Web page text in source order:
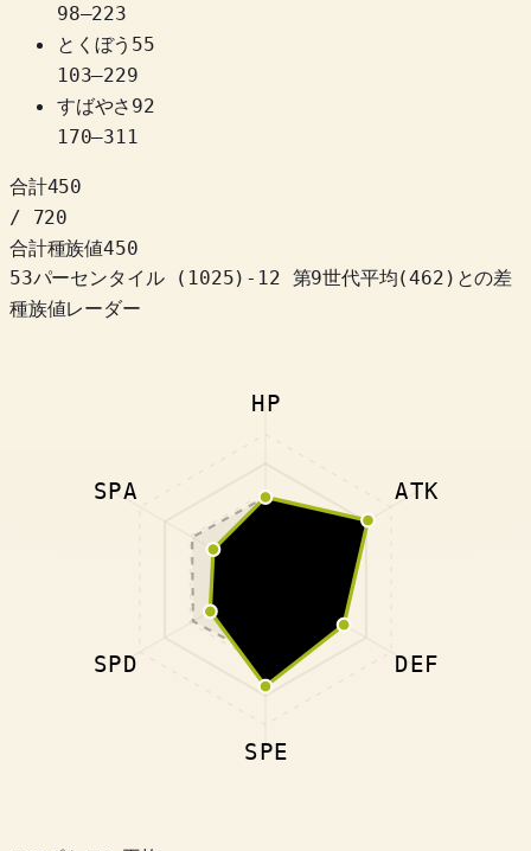
98–223
とくぼう 55
103–229
すばやさ 92
170–311
合計450
/ 720
合計種族値450
53パーセンタイル
( 1025) -12 第9世代平均(462)との差
種族値レーダー
HP
ATK
DEF
SPE
SPD
SPA